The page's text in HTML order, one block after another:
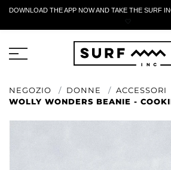
DOWNLOAD THE APP NOW AND TAKE THE SURF
🤍
NEGOZIO DONNE ACCESSORI
WOLLY WONDERS BEANIE -
MODULO DI